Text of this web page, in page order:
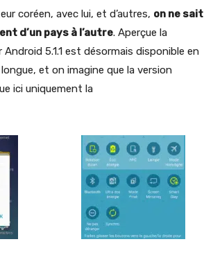
coréen, avec lui, et d’autres, on ne sait
d’un pays à l’autre. Aperçue la
5.1.1 est désormais disponible en
et on imagine que la version
ici uniquement la